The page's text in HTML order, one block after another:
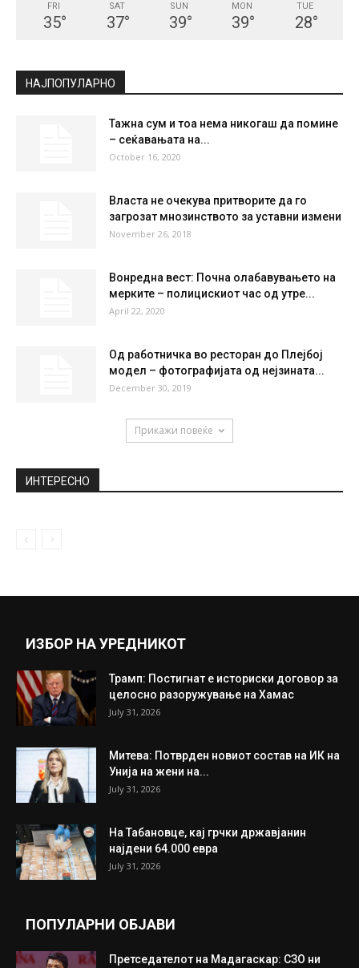
FRI
35°
SAT
37°
SUN
39°
MON
39°
TUE
28°
НАЈПОПУЛАРНО
Тажна сум и тоа нема никогаш да помине
– сеќавањата на...
October 16, 2020
Власта не очекува притворите да го
загрозат мнозинството за уставни измени
November 26, 2018
Вонредна вест: Почна олабавувањето на
мерките – полицискиот час од утре...
April 22, 2020
Од работничка во ресторан до Плејбој
модел – фотографијата од нејзината...
December 30, 2019
Прикажи повеќе
ИНТЕРЕСНО
ИЗБОР НА УРЕДНИКОТ
Трамп: Постигнат е историски договор за
целосно разоружување на Хамас
July 31, 2026
Митева: Потврден новиот состав на ИК на
Унија на жени на...
July 31, 2026
На Табановце, кај грчки државјанин
најдени 64.000 евра
July 31, 2026
ПОПУЛАРНИ ОБЈАВИ
Претседателот на Мадагаскар: СЗО ни